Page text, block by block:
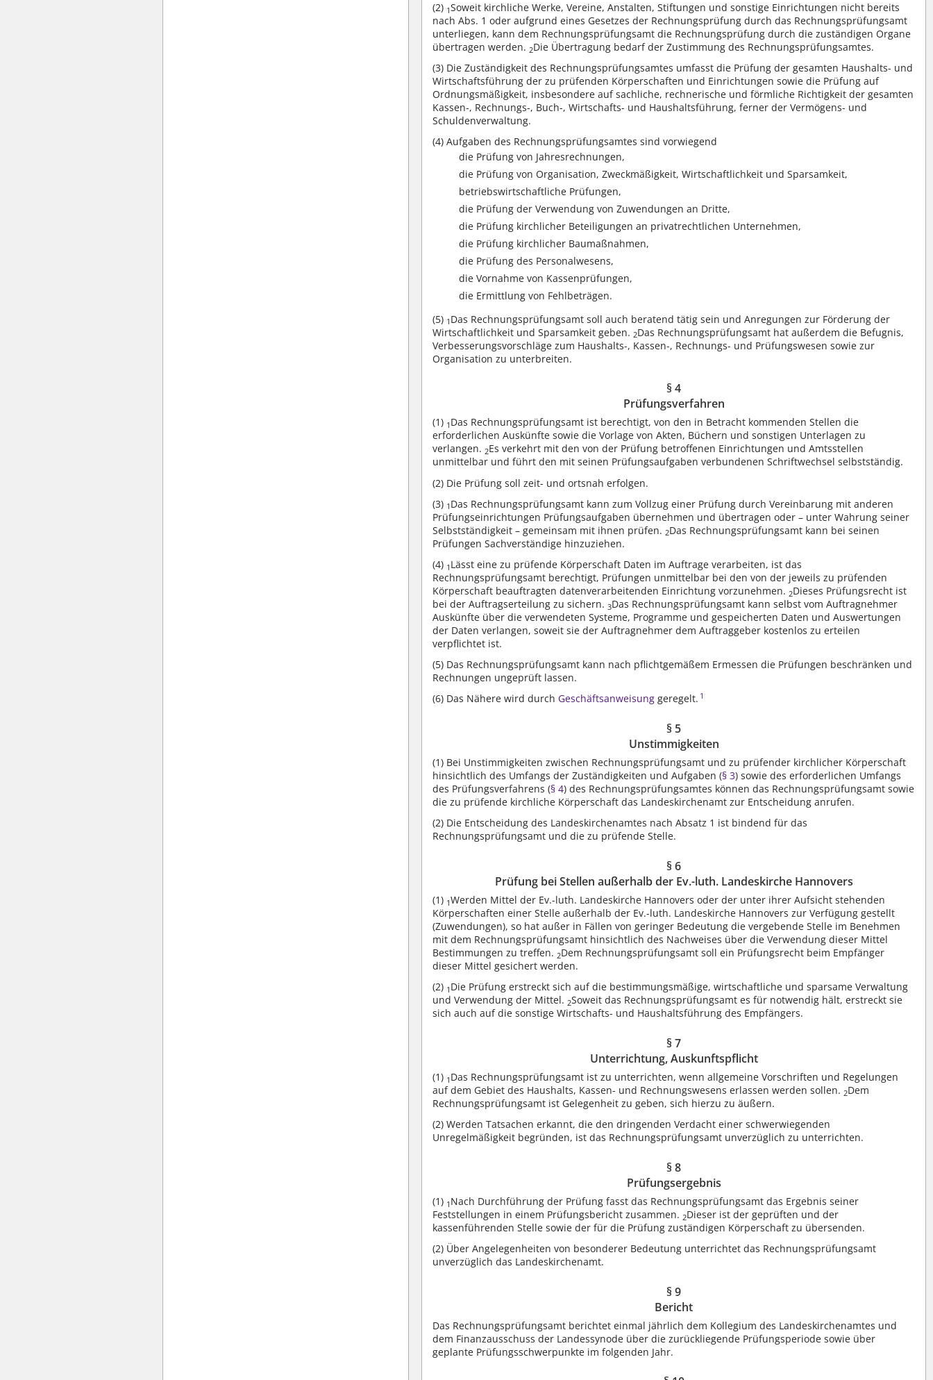
(2) 1Soweit kirchliche Werke, Vereine, Anstalten, Stiftungen und sonstige Einrichtungen nicht bereits
nach Abs. 1 oder aufgrund eines Gesetzes der Rechnungsprüfung durch das Rechnungsprüfungsamt
unterliegen, kann dem Rechnungsprüfungsamt die Rechnungsprüfung durch die zuständigen Organe
übertragen werden. 2Die Übertragung bedarf der Zustimmung des Rechnungsprüfungsamtes.
(3) Die Zuständigkeit des Rechnungsprüfungsamtes umfasst die Prüfung der gesamten Haushalts- und
Wirtschaftsführung der zu prüfenden Körperschaften und Einrichtungen sowie die Prüfung auf
Ordnungsmäßigkeit, insbesondere auf sachliche, rechnerische und förmliche Richtigkeit der gesamten
Kassen-, Rechnungs-, Buch-, Wirtschafts- und Haushaltsführung, ferner der Vermögens- und
Schuldenverwaltung.
(4) Aufgaben des Rechnungsprüfungsamtes sind vorwiegend
die Prüfung von Jahresrechnungen,
die Prüfung von Organisation, Zweckmäßigkeit, Wirtschaftlichkeit und Sparsamkeit,
betriebswirtschaftliche Prüfungen,
die Prüfung der Verwendung von Zuwendungen an Dritte,
die Prüfung kirchlicher Beteiligungen an privatrechtlichen Unternehmen,
die Prüfung kirchlicher Baumaßnahmen,
die Prüfung des Personalwesens,
die Vornahme von Kassenprüfungen,
die Ermittlung von Fehlbeträgen.
(5) 1 Das Rechnungsprüfungsamt soll auch beratend tätig sein und Anregungen zur Förderung der
Wirtschaftlichkeit und Sparsamkeit geben. 2Das Rechnungsprüfungsamt hat außerdem die Befugnis,
Verbesserungsvorschläge zum Haushalts-, Kassen-, Rechnungs- und Prüfungswesen sowie zur
Organisation zu unterbreiten.
§ 4
Prüfungsverfahren
(1) 1 Das Rechnungsprüfungsamt ist berechtigt, von den in Betracht kommenden Stellen die
erforderlichen Auskünfte sowie die Vorlage von Akten, Büchern und sonstigen Unterlagen zu
verlangen. 2Es verkehrt mit den von der Prüfung betroffenen Einrichtungen und Amtsstellen
unmittelbar und führt den mit seinen Prüfungsaufgaben verbundenen Schriftwechsel selbstständig.
(2) Die Prüfung soll zeit- und ortsnah erfolgen.
(3) 1 Das Rechnungsprüfungsamt kann zum Vollzug einer Prüfung durch Vereinbarung mit anderen
Prüfungseinrichtungen Prüfungsaufgaben übernehmen und übertragen oder – unter Wahrung seiner
Selbstständigkeit – gemeinsam mit ihnen prüfen. 2Das Rechnungsprüfungsamt kann bei seinen
Prüfungen Sachverständige hinzuziehen.
(4) 1 Lässt eine zu prüfende Körperschaft Daten im Auftrage verarbeiten, ist das
Rechnungsprüfungsamt berechtigt, Prüfungen unmittelbar bei den von der jeweils zu prüfenden
Körperschaft beauftragten datenverarbeitenden Einrichtung vorzunehmen. 2Dieses Prüfungsrecht ist
bei der Auftragserteilung zu sichern.3Das Rechnungsprüfungsamt kann selbst vom Auftragnehmer
Auskünfte über die verwendeten Systeme, Programme und gespeicherten Daten und Auswertungen
der Daten verlangen, soweit sie der Auftragnehmer dem Auftraggeber kostenlos zu erteilen
verpflichtet ist.
(5) Das Rechnungsprüfungsamt kann nach pflichtgemäßem Ermessen die Prüfungen beschränken und
Rechnungen ungeprüft lassen.
(6) Das Nähere wird durch Geschäftsanweisung geregelt. 1
§ 5
Unstimmigkeiten
(1) Bei Unstimmigkeiten zwischen Rechnungsprüfungsamt und zu prüfender kirchlicher Körperschaft
hinsichtlich des Umfangs der Zuständigkeiten und Aufgaben (§ 3) sowie des erforderlichen Umfangs
des Prüfungsverfahrens (§ 4) des Rechnungsprüfungsamtes können das Rechnungsprüfungsamt sowie
die zu prüfende kirchliche Körperschaft das Landeskirchenamt zur Entscheidung anrufen.
(2) Die Entscheidung des Landeskirchenamtes nach Absatz 1 ist bindend für das
Rechnungsprüfungsamt und die zu prüfende Stelle.
§ 6
Prüfung bei Stellen außerhalb der Ev.-luth. Landeskirche Hannovers
(1) 1Werden Mittel der Ev.-luth. Landeskirche Hannovers oder der unter ihrer Aufsicht stehenden
Körperschaften einer Stelle außerhalb der Ev.-luth. Landeskirche Hannovers zur Verfügung gestellt
(Zuwendungen), so hat außer in Fällen von geringer Bedeutung die vergebende Stelle im Benehmen
mit dem Rechnungsprüfungsamt hinsichtlich des Nachweises über die Verwendung dieser Mittel
Bestimmungen zu treffen. 2Dem Rechnungsprüfungsamt soll ein Prüfungsrecht beim Empfänger
dieser Mittel gesichert werden.
(2) 1 Die Prüfung erstreckt sich auf die bestimmungsmäßige, wirtschaftliche und sparsame Verwaltung
und Verwendung der Mittel. 2Soweit das Rechnungsprüfungsamt es für notwendig hält, erstreckt sie
sich auch auf die sonstige Wirtschafts- und Haushaltsführung des Empfängers.
§ 7
Unterrichtung, Auskunftspflicht
(1) 1 Das Rechnungsprüfungsamt ist zu unterrichten, wenn allgemeine Vorschriften und Regelungen
auf dem Gebiet des Haushalts, Kassen- und Rechnungswesens erlassen werden sollen. 2Dem
Rechnungsprüfungsamt ist Gelegenheit zu geben, sich hierzu zu äußern.
(2) Werden Tatsachen erkannt, die den dringenden Verdacht einer schwerwiegenden
Unregelmäßigkeit begründen, ist das Rechnungsprüfungsamt unverzüglich zu unterrichten.
§ 8
Prüfungsergebnis
(1) 1 Nach Durchführung der Prüfung fasst das Rechnungsprüfungsamt das Ergebnis seiner
Feststellungen in einem Prüfungsbericht zusammen. 2Dieser ist der geprüften und der
kassenführenden Stelle sowie der für die Prüfung zuständigen Körperschaft zu übersenden.
(2) Über Angelegenheiten von besonderer Bedeutung unterrichtet das Rechnungsprüfungsamt
unverzüglich das Landeskirchenamt.
§ 9
Bericht
Das Rechnungsprüfungsamt berichtet einmal jährlich dem Kollegium des Landeskirchenamtes und
dem Finanzausschuss der Landessynode über die zurückliegende Prüfungsperiode sowie über
geplante Prüfungsschwerpunkte im folgenden Jahr.